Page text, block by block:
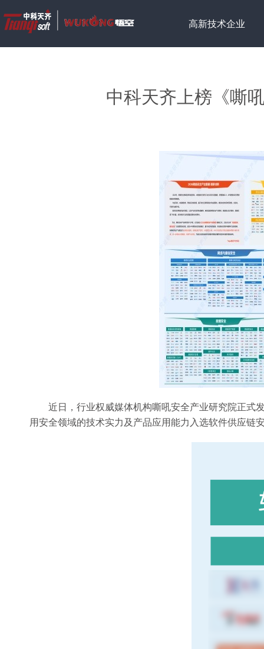
高新技术企业
中科天齐上榜《嘶
近日，行业权威媒体机构嘶吼安全产业研究院正式
用安全领域的技术实力及产品应用能力入选软件供应